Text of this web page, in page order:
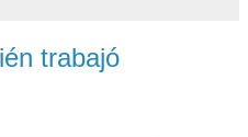
trabajó